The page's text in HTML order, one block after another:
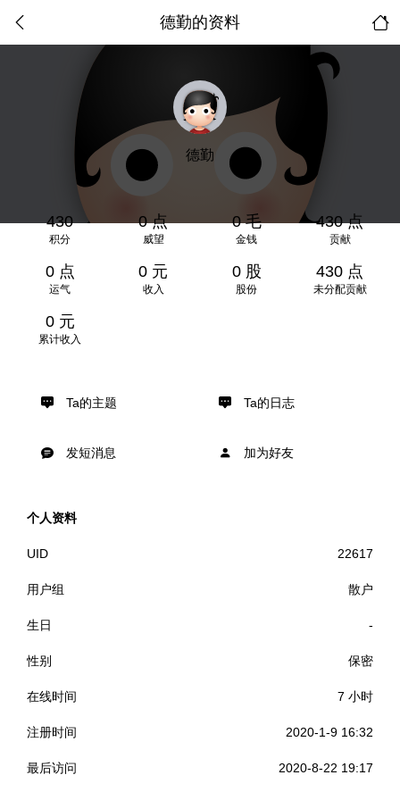
德勤的资料
德勤
430
积分
0 点
威望
0 毛
金钱
430 点
贡献
0 点
运气
0 元
收入
0 股
股份
430 点
未分配贡献
0 元
累计收入
Ta的主题 Ta的日志
发短消息 加为好友
个人资料
UID 22617
用户组 散户
生日 -
性别 保密
在线时间 7 小时
注册时间 2020-1-9 16:32
最后访问 2020-8-22 19:17